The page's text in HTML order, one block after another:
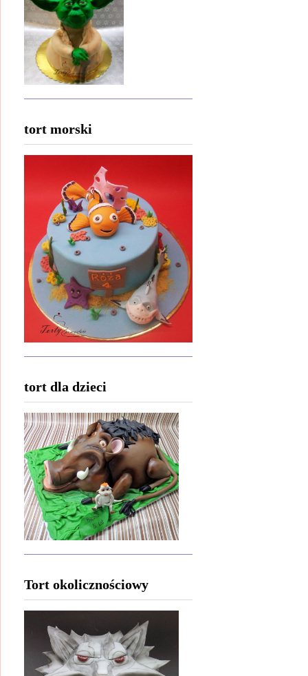
tort morski
tort dla dzieci
Tort okolicznościowy